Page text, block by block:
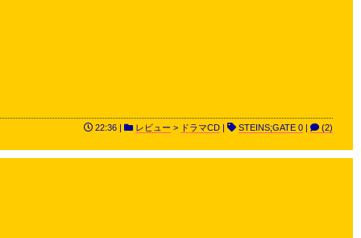
22:36 | レビュー > ドラマCD | STEINS;GATE 0 | (2)